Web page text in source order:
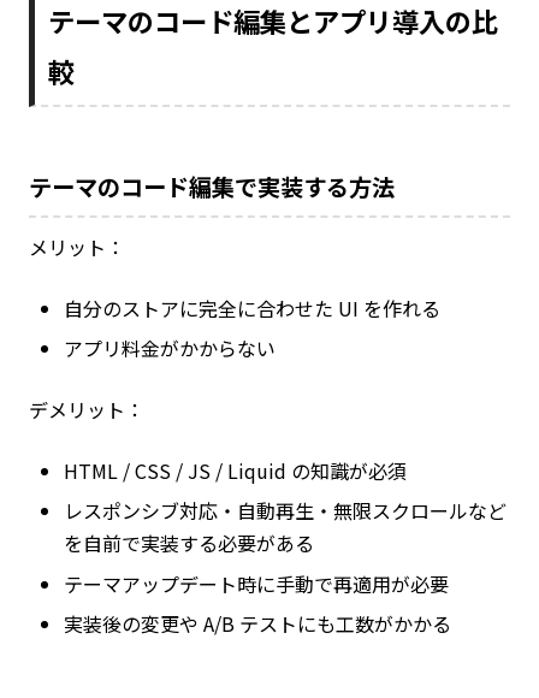
テーマのコード編集とアプリ導入の比
較
テーマのコード編集で実装する方法
メリット：
自分のストアに完全に合わせた UI を作れる
アプリ料金がかからない
デメリット：
HTML / CSS / JS / Liquid の知識が必須
レスポンシブ対応・自動再生・無限スクロールなど
を自前で実装する必要がある
テーマアップデート時に手動で再適用が必要
実装後の変更や A/B テストにも工数がかかる